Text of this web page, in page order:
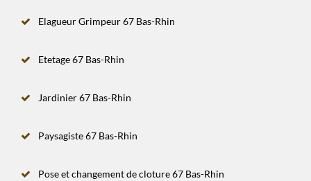
Elagueur Grimpeur 67 Bas-Rhin
Etetage 67 Bas-Rhin
Jardinier 67 Bas-Rhin
Paysagiste 67 Bas-Rhin
Pose et changement de cloture 67 Bas-Rhin